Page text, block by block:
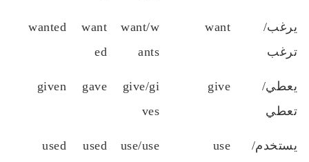
يرغب/
ترغب
want
want/w
ants
want
ed
wanted
يعطي/
تعطي
give
give/gi
ves
gave
given
يستخدم/
use
use/use
used
used